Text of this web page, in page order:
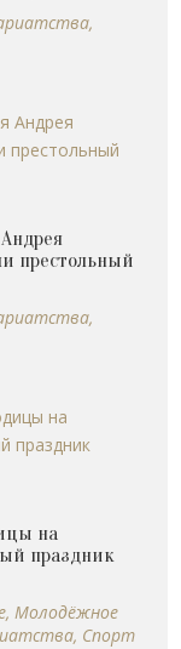
,
престольный
,
на
праздник
, Молодёжное
, Спорт